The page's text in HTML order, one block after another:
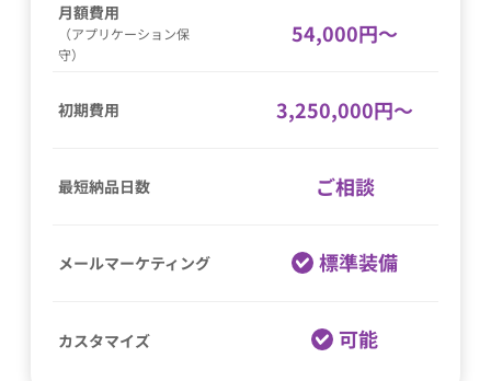
月額費用
（アプリケーション保
守）
54,000円〜
初期費用 3,250,000円〜
最短納品日数 ご相談
メールマーケティング 標準装備
カスタマイズ 可能